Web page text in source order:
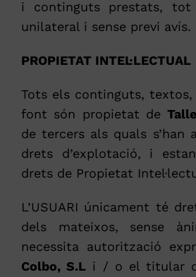
i continguts prestats,
unilateral i sense previ avís.
PROPIETAT INTEL·LECTUAL
Tots els continguts,
font són propietat de
de tercers als quals s’han
drets d’explotació, i
drets de Propietat
L’USUARI únicament té
dels mateixos, sense
necessita autorització
Colbo, S.L i / o el titular